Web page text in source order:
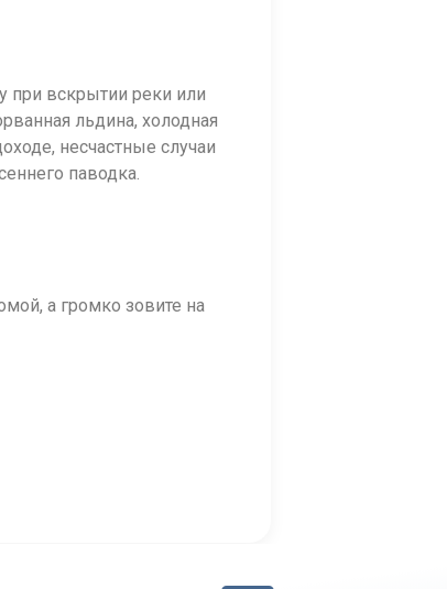
при вскрытии реки или
льдина, холодная
несчастные случаи
паводка.
а громко зовите на